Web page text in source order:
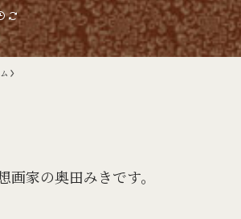
画家の奥田みきです。